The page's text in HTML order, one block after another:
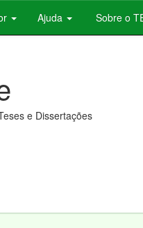
Ajuda Sobre o
e Dissertações